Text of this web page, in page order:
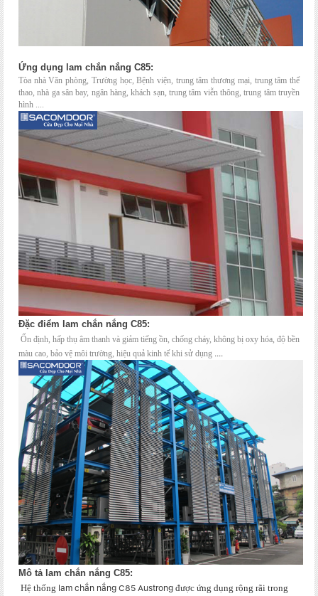
Ứng dụng lam chắn nắng C85:
Tòa nhà Văn phòng, Trường học, Bệnh viện, trung tâm thương mại, trung tâm thể
thao, nhà ga sân bay, ngân hàng, khách sạn, trung tâm viễn thông, trung tâm truyền
hình ....
Đặc điểm lam chắn nắng C85:
Ổn định, hấp thụ âm thanh và giảm tiếng ồn, chống cháy, không bị oxy hóa, độ bền
màu cao, bảo vệ môi trường, hiệu quả kinh tế khi sử dụng ....
Mô tả lam chắn nắng C85:
Hệ thống lam chắn nắng C85 Austrong được ứng dụng rộng rãi trong